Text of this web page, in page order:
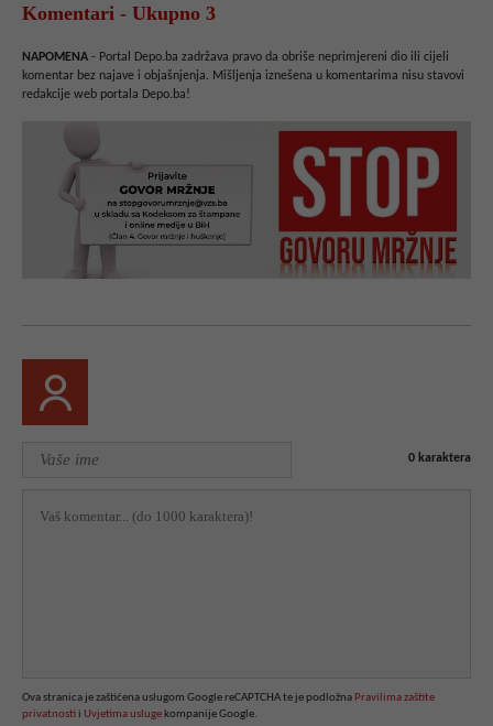
Komentari - Ukupno 3
NAPOMENA - Portal Depo.ba zadržava pravo da obriše neprimjereni dio ili cijeli
komentar bez najave i objašnjenja. Mišljenja iznešena u komentarima nisu stavovi
redakcije web portala Depo.ba!
0 karaktera
Ova stranica je zaštićena uslugom Google reCAPTCHA te je podložna Pravilima zaštite
privatnosti i Uvjetima usluge kompanije Google.